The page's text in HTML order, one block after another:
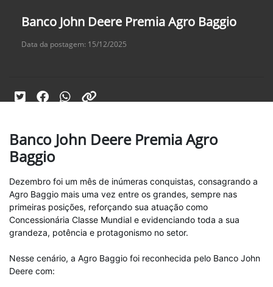
Banco John Deere Premia Agro Baggio
Data da postagem: 15/12/2025
Banco John Deere Premia Agro
Baggio
Dezembro foi um mês de inúmeras conquistas, consagrando a
Agro Baggio mais uma vez entre os grandes, sempre nas
primeiras posições, reforçando sua atuação como
Concessionária Classe Mundial e evidenciando toda a sua
grandeza, potência e protagonismo no setor.
Nesse cenário, a Agro Baggio foi reconhecida pelo Banco John
Deere com: